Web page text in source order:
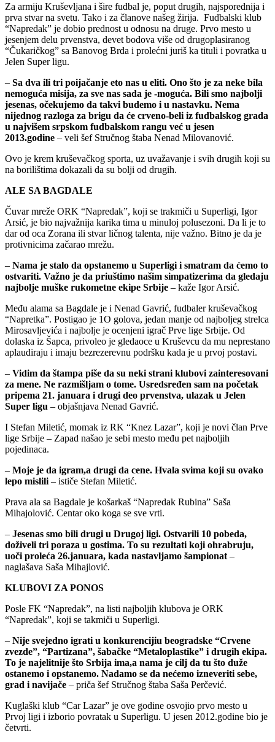
Za armiju Kruševljana i šire fudbal je, poput drugih, najsporednija i
prva stvar na svetu. Tako i za članove našeg žirija. Fudbalski klub
“Napredak” je dobio prednost u odnosu na druge. Prvo mesto u
jesenjem delu prvenstva, devet bodova više od drugoplasiranog
“Čukaričkog” sa Banovog Brda i prolećni juriš ka tituli i povratka u
Jelen Super ligu.
– Sa dva ili tri poijačanje eto nas u eliti. Ono što je za neke bila
nemoguća misija, za sve nas sada je -moguća. Bili smo najbolji
jesenas, očekujemo da takvi budemo i u nastavku. Nema
nijednog razloga za brigu da će crveno-beli iz fudbalskog grada
u najvišem srpskom fudbalskom rangu već u jesen
2013.godine – veli šef Stručnog štaba Nenad Milovanović.
Ovo je krem kruševačkog sporta, uz uvažavanje i svih drugih koji su
na borilištima dokazali da su bolji od drugih.
ALE SA BAGDALE
Čuvar mreže ORK “Napredak”, koji se trakmiči u Superligi, Igor
Arsić, je bio najvažnija karika tima u minuloj polusezoni. Da li je to
dar od oca Zorana ili stvar ličnog talenta, nije važno. Bitno je da je
protivnicima začarao mrežu.
– Nama je stalo da opstanemo u Superligi i smatram da ćemo to
ostvariti. Važno je da priuštimo našim simpatizerima da gledaju
najbolje muške rukometne ekipe Srbije – kaže Igor Arsić.
Među alama sa Bagdale je i Nenad Gavrić, fudbaler kruševačkog
“Napretka”. Postigao je 1O golova, jedan manje od najboljeg strelca
Mirosavljevića i najbolje je ocenjeni igrač Prve lige Srbije. Od
dolaska iz Šapca, privoleo je gledaoce u Kruševcu da mu neprestano
aplaudiraju i imaju bezrezerevnu podršku kada je u prvoj postavi.
– Vidim da štampa piše da su neki strani klubovi zainteresovani
za mene. Ne razmišljam o tome. Usredsređen sam na početak
pripema 21. januara i drugi deo prvenstva, ulazak u Jelen
Super ligu – objašnjava Nenad Gavrić.
I Stefan Miletić, momak iz RK “Knez Lazar”, koji je novi član Prve
lige Srbije – Zapad našao je sebi mesto među pet najboljih
pojedinaca.
– Moje je da igram,a drugi da cene. Hvala svima koji su ovako
lepo mislili – ističe Stefan Miletić.
Prava ala sa Bagdale je košarkaš “Napredak Rubina” Saša
Mihajolović. Centar oko koga se sve vrti.
– Jesenas smo bili drugi u Drugoj ligi. Ostvarili 10 pobeda,
doživeli tri poraza u gostima. To su rezultati koji ohrabruju,
uoči proleća 26.januara, kada nastavljamo šampionat –
naglašava Saša Mihajlović.
KLUBOVI ZA PONOS
Posle FK “Napredak”, na listi najboljih klubova je ORK
“Napredak”, koji se takmiči u Superligi.
– Nije svejedno igrati u konkurencijiu beogradske “Crvene
zvezde”, “Partizana”, šabačke “Metaloplastike” i drugih ekipa.
To je najelitnije što Srbija ima,a nama je cilj da tu što duže
ostanemo i opstanemo. Nadamo se da nećemo izneveriti sebe,
grad i navijače – priča šef Stručnog štaba Saša Perčević.
Kuglaški klub “Car Lazar” je ove godine osvojio prvo mesto u
Prvoj ligi i izborio povratak u Superligu. U jesen 2012.godine bio je
četvrti.